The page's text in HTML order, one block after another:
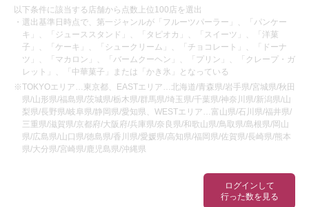
ログインして
行った数を見る
以下条件に該当する店舗から点数上位100店を選出
・選出基準日時点で、第一ジャンルが「フルーツパーラー」、「パンケー
キ」、「ジューススタンド」、「タピオカ」、「スイーツ」、「洋菓
子」、「ケーキ」、「シュークリーム」、「チョコレート」、「ドーナ
ツ」、「マカロン」、「バームクーヘン」、「プリン」、「クレープ・ガ
レット」、「中華菓子」または「かき氷」となっている
※TOKYOエリア…東京都、EASTエリア…北海道/青森県/岩手県/宮城県/秋田
県/山形県/福島県/茨城県/栃木県/群馬県/埼玉県/千葉県/神奈川県/新潟県/山
梨県/長野県/岐阜県/静岡県/愛知県、WESTエリア…富山県/石川県/福井県/
三重県/滋賀県/京都府/大阪府/兵庫県/奈良県/和歌山県/鳥取県/島根県/岡山
県/広島県/山口県/徳島県/香川県/愛媛県/高知県/福岡県/佐賀県/長崎県/熊本
県/大分県/宮崎県/鹿児島県/沖縄県